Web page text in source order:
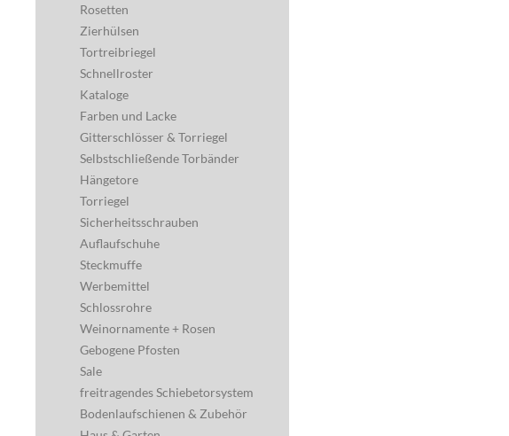
Rosetten
Zierhülsen
Tortreibriegel
Schnellroster
Kataloge
Farben und Lacke
Gitterschlösser & Torriegel
Selbstschließende Torbänder
Hängetore
Torriegel
Sicherheitsschrauben
Auflaufschuhe
Steckmuffe
Werbemittel
Schlossrohre
Weinornamente + Rosen
Gebogene Pfosten
Sale
freitragendes Schiebetorsystem
Bodenlaufschienen & Zubehör